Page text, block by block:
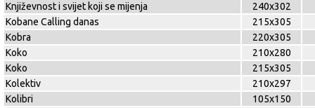
Književnost i svijet koji se mijenja
240x302
Kobane Calling danas
215x305
Kobra
220x305
Koko
210x280
Koko
215x305
Kolektiv
210x297
Kolibri
105x150